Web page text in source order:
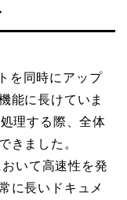
を同時にアップ
能に長けていま
理する際、全体
きました。
いて高速性を発
に長いドキュメ